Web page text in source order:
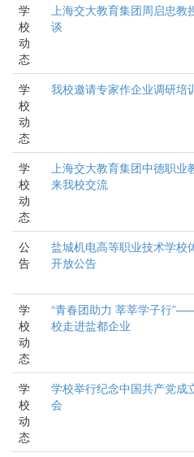
学
校
动
态
上海交大教育集团周启忠教
谈
学
校
动
态
我校邀请专家作企业调研培
学
校
动
态
上海交大教育集团中德职业
来我校交流
公
告
盐城机电高等职业技术学校
开放公告
学
校
动
态
“青春团助力 莘莘学子行
校走进盐都企业
学
校
动
态
学校举行纪念中国共产党成
会